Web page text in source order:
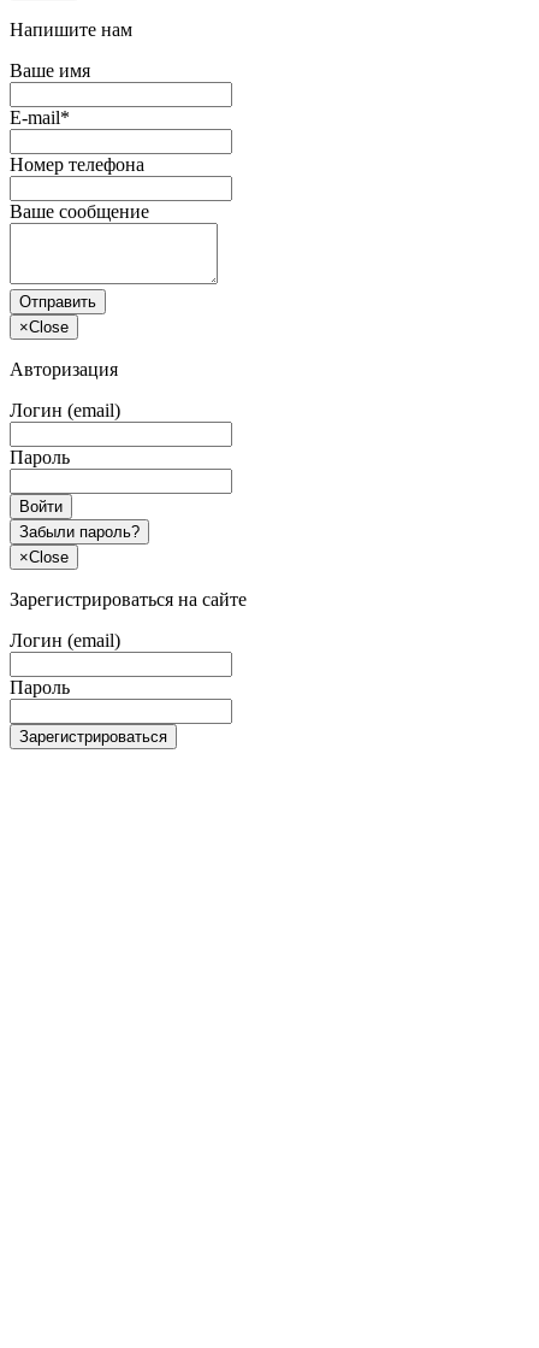
Напишите нам
Ваше имя
E-mail*
Номер телефона
Ваше сообщение
Отправить
×Close
Авторизация
Логин (email)
Пароль
Войти
Забыли пароль?
×Close
Зарегистрироваться на сайте
Логин (email)
Пароль
Зарегистрироваться